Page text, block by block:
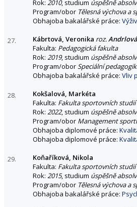
Rok: 2010, studium úspěšně
Program/obor Tělesná výchova a
Obhajoba bakalářské práce:
27. Kábrtová, Veronika roz.Andrlová
Fakulta: Pedagogická fakulta
Rok: 2019, studium úspěšně
Program/oborSpeciální
Obhajoba bakalářské práce: Vliv
28.
Kokšalová, Markéta
Fakulta: Fakulta sportovních studií
Rok: 2022, studium úspěšně
Program/obor Management
Obhajoba diplomové práce:
Obhajoba diplomové práce:
29.
Koňaříková, Nikola
Fakulta: Fakulta sportovních studií
Rok: 2015, studium úspěšně
Program/obor Tělesná výchova a
Obhajoba bakalářské práce: